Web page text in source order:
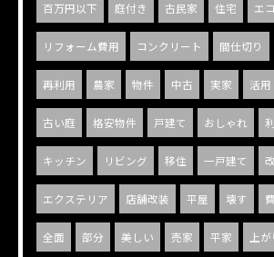
百万円以下 庭付き 古民家 住宅 エコ
リフォーム費用 コンクリート 間仕切り
再利用 農家 物件 中古 実家 活用
古い庭 格安物件 戸建て おしゃれ
キッチン リビング 移住 一戸建て
エクステリア 店舗改装 平屋 壊す
全面 部分 美しい 売家 平家 上